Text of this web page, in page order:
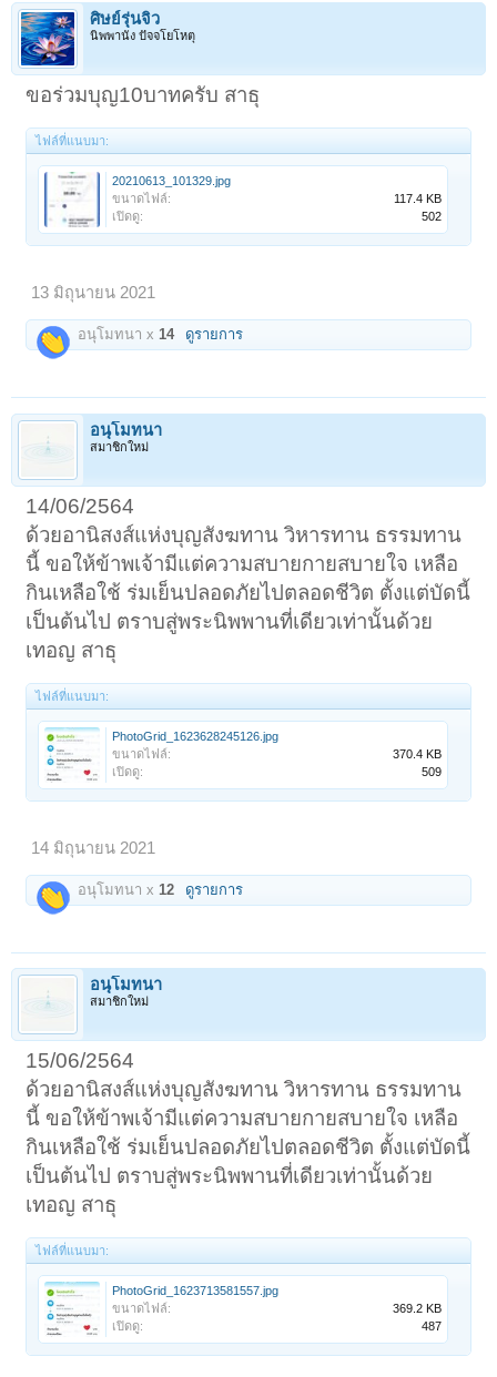
ศิษย์รุ่นจิ๋ว
นิพพานัง ปัจจโยโหตุ
ขอร่วมบุญ10บาทครับ สาธุ
ไฟล์ที่แนบมา:
20210613_101329.jpg
ขนาดไฟล์:
117.4 KB
เปิดดู:
502
13 มิถุนายน 2021
อนุโมทนา x14 ดูรายการ
อนุโมทนา
สมาชิกใหม่
14/06/2564
ด้วยอานิสงส์แห่งบุญสังฆทาน วิหารทาน ธรรมทาน
นี้ ขอให้ข้าพเจ้ามีแต่ความสบายกายสบายใจ เหลือ
กินเหลือใช้ ร่มเย็นปลอดภัยไปตลอดชีวิต ตั้งแต่บัดนี้
เป็นต้นไป ตราบสู่พระนิพพานที่เดียวเท่านั้นด้วย
เทอญ สาธุ
ไฟล์ที่แนบมา:
PhotoGrid_1623628245126.jpg
ขนาดไฟล์:
370.4 KB
เปิดดู:
509
14 มิถุนายน 2021
อนุโมทนา x 12 ดูรายการ
อนุโมทนา
สมาชิกใหม่
15/06/2564
ด้วยอานิสงส์แห่งบุญสังฆทาน วิหารทาน ธรรมทาน
นี้ ขอให้ข้าพเจ้ามีแต่ความสบายกายสบายใจ เหลือ
กินเหลือใช้ ร่มเย็นปลอดภัยไปตลอดชีวิต ตั้งแต่บัดนี้
เป็นต้นไป ตราบสู่พระนิพพานที่เดียวเท่านั้นด้วย
เทอญ สาธุ
ไฟล์ที่แนบมา:
PhotoGrid_1623713581557.jpg
ขนาดไฟล์:
369.2 KB
เปิดดู:
487